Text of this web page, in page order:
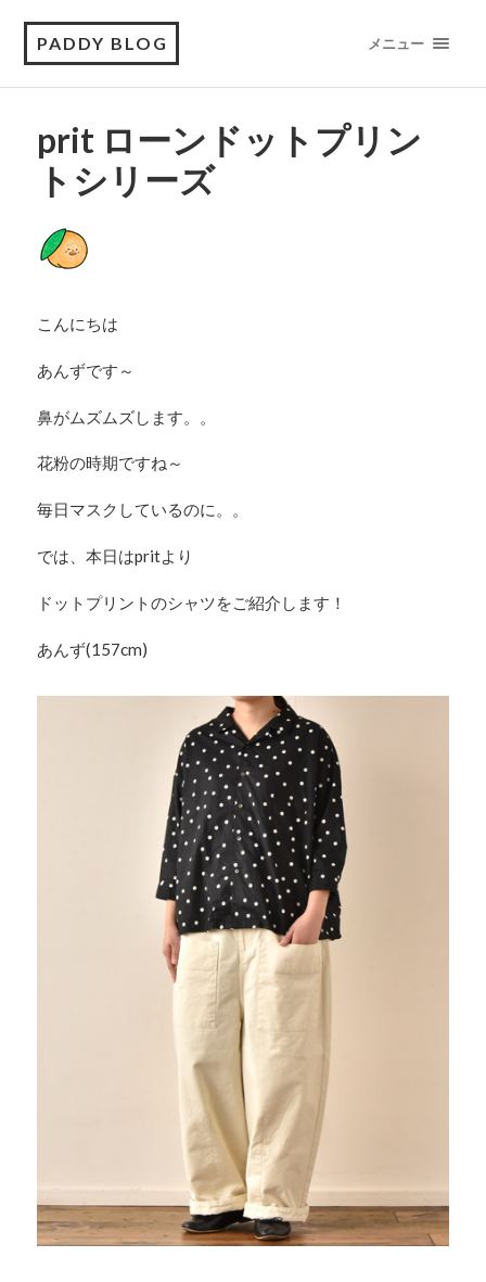
PADDY BLOG メニュー
prit ローンドットプリン
トシリーズ
こんにちは
あんずです～
鼻がムズムズします。。
花粉の時期ですね～
毎日マスクしているのに。。
では、本日はpritより
ドットプリントのシャツをご紹介します！
あんず(157cm)